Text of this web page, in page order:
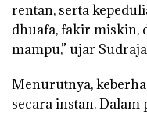
rentan, serta
dhuafa, fakir miskin,
mampu,” ujar
Menurutnya,
secara instan. Dalam